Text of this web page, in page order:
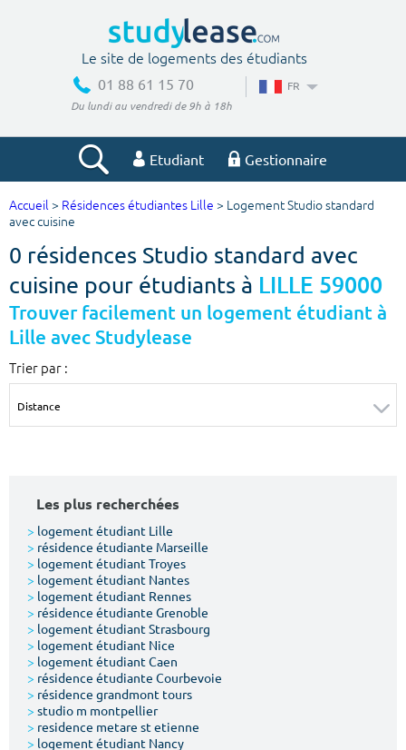
Le site de logements des étudiants
01 88 61 15 70
Du lundi au vendredi de 9h à 18h
FR
Etudiant Gestionnaire
Votre recherche
Ville, école
Budget min
€ €
Surface min Surface max
Type de location
Votre date d'entrée
Chercher
Accueil > Résidences étudiantes Lille > Logement Studio standard
avec cuisine
0 résidences Studio standard avec
cuisine pour étudiants à LILLE 59000
Trouver facilement un logement étudiant à
Lille avec Studylease
Trier par :
Les plus recherchées
> logement étudiant Lille
> résidence étudiante Marseille
> logement étudiant Troyes
> logement étudiant Nantes
> logement étudiant Rennes
> résidence étudiante Grenoble
> logement étudiant Strasbourg
> logement étudiant Nice
> logement étudiant Caen
> résidence étudiante Courbevoie
> résidence grandmont tours
> studio m montpellier
> residence metare st etienne
> logement étudiant Nancy